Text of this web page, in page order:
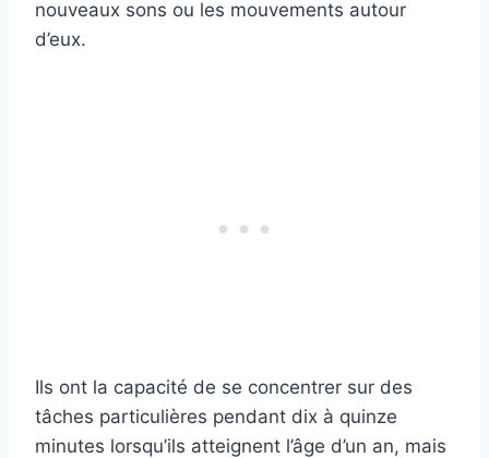
nouveaux sons ou les mouvements autour
d’eux.
Ils ont la capacité de se concentrer sur des
tâches particulières pendant dix à quinze
minutes lorsqu’ils atteignent l’âge d’un an, mais